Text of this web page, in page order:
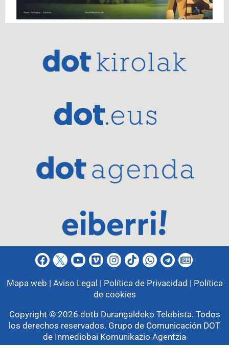
Mapa web | Aviso Legal | Política de Privacidad | Política
de cookies
Copyright © 2026 dotb Durangaldeko Telebista. Todos
los derechos reservados. Grupo de Comunicación DOT
de Inmediobai Komunikazio Agentzia